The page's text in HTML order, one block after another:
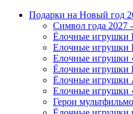
Подарки на Новый год
Символ года 2027
Ёлочные игрушки
Елочные игрушки
Елочные игрушки
Ёлочные игрушки
Ёлочные игрушки
Елочные игрушки
Герои